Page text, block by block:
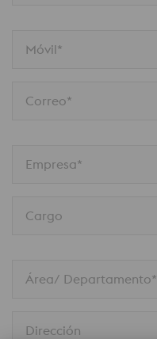
Móvil*
Correo*
Empresa*
Cargo
Área/ Departamento*
Dirección